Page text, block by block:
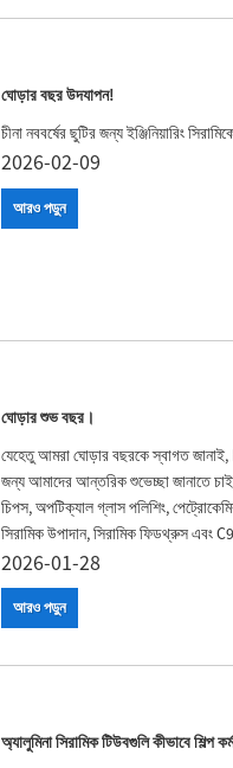
ঘোড়ার বছর উদযাপন!
চীনা নববর্ষের ছুটির জন্য ইঞ্জিনিয়ারিং
2026-02-09
আরও পড়ুন
ঘোড়ার শুভ বছর।
যেহেতু আমরা ঘোড়ার বছরকে স্বাগত
জন্য আমাদের আন্তরিক শুভেচ্ছা জানাতে
চিপস, অপটিক্যাল গ্লাস পলিশিং,
সিরামিক উপাদান, সিরামিক ফিডথ্রুস এবং
2026-01-28
আরও পড়ুন
অ্যালুমিনা সিরামিক টিউবগুলি কীভাবে শিল্প